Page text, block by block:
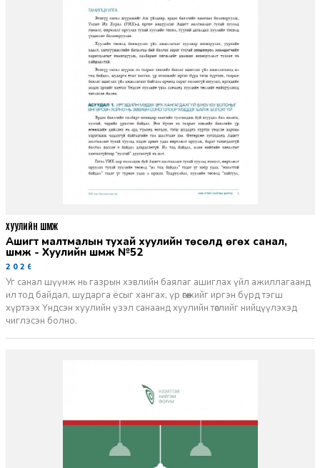
Ашигт малтмалын тухай хуулийн төсөлд өгөх санал,
шүүмж - Хуулийн шүүмж №52
2026-06-29
Уг санал шүүмж нь газрын хэвлийн баялаг ашиглах үйл ажиллагаанд
ил тод байдал, шударга ёсыг хангах, үр өгөөжийг иргэн бүрд тэгш
хүртээх Үндсэн хуулийн үзэл санаанд хуулийн төслийг нийцүүлэхэд
чиглэсэн болно.
ХУУЛИЙН ШҮҮМЖ